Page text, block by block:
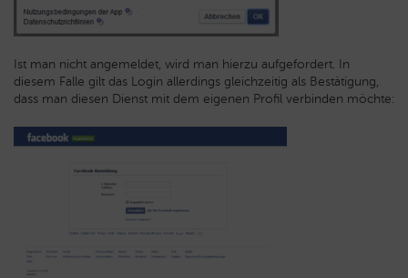
Ist man nicht angemeldet, wird man hierzu aufgefordert. In
diesem Falle gilt das Login allerdings gleichzeitig als Bestätigung,
dass man diesen Dienst mit dem eigenen Profil verbinden möchte: